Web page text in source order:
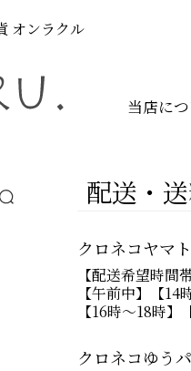
オンラクル
当店に
配送・
クロネコヤマト
【配送希望時間
【午前中】【14
【16時～18時】
クロネコゆう